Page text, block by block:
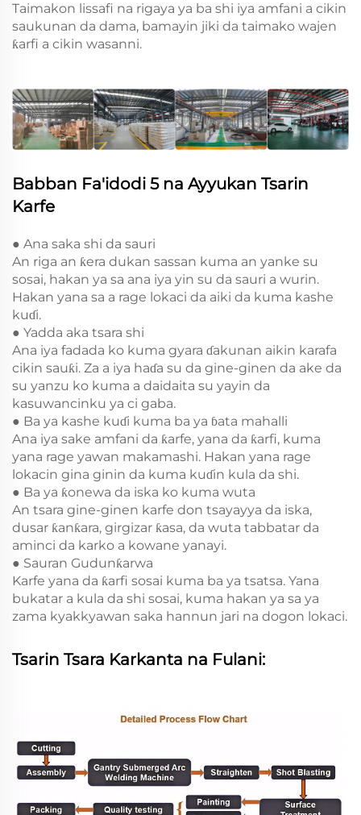
Taimakon lissafi na rigaya ya ba shi iya amfani a cikin
saukunan da dama, bamayin jiki da taimako wajen
ƙarfi a cikin wasanni.
Babban Fa'idodi 5 na Ayyukan Tsarin
Karfe
● Ana saka shi da sauri
An riga an ƙera dukan sassan kuma an yanke su
sosai, hakan ya sa ana iya yin su da sauri a wurin.
Hakan yana sa a rage lokaci da aiki da kuma kashe
kuɗi.
● Yadda aka tsara shi
Ana iya fadada ko kuma gyara ɗakunan aikin karafa
cikin sauƙi. Za a iya haɗa su da gine-ginen da ake da
su yanzu ko kuma a daidaita su yayin da
kasuwancinku ya ci gaba.
● Ba ya kashe kuɗi kuma ba ya ɓata mahalli
Ana iya sake amfani da ƙarfe, yana da ƙarfi, kuma
yana rage yawan makamashi. Hakan yana rage
lokacin gina ginin da kuma kuɗin kula da shi.
● Ba ya ƙonewa da iska ko kuma wuta
An tsara gine-ginen karfe don tsayayya da iska,
dusar ƙanƙara, girgizar ƙasa, da wuta tabbatar da
aminci da karko a kowane yanayi.
● Sauran Gudunƙarwa
Karfe yana da ƙarfi sosai kuma ba ya tsatsa. Yana
bukatar a kula da shi sosai, kuma hakan ya sa ya
zama kyakkyawan saka hannun jari na dogon lokaci.
Tsarin Tsara Karkanta na Fulani: